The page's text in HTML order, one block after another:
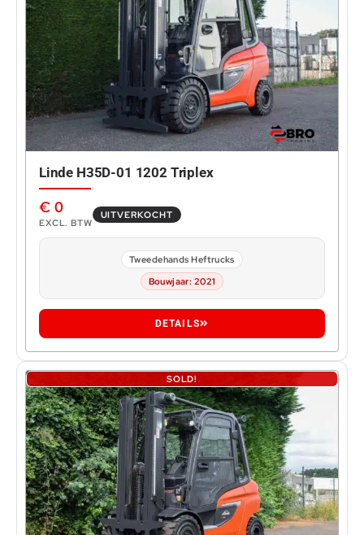
Linde H35D-01 1202 Triplex
€ 0
EXCL. BTW
UITVERKOCHT
Tweedehands Heftrucks
Bouwjaar: 2021
DETAILS
SOLD!